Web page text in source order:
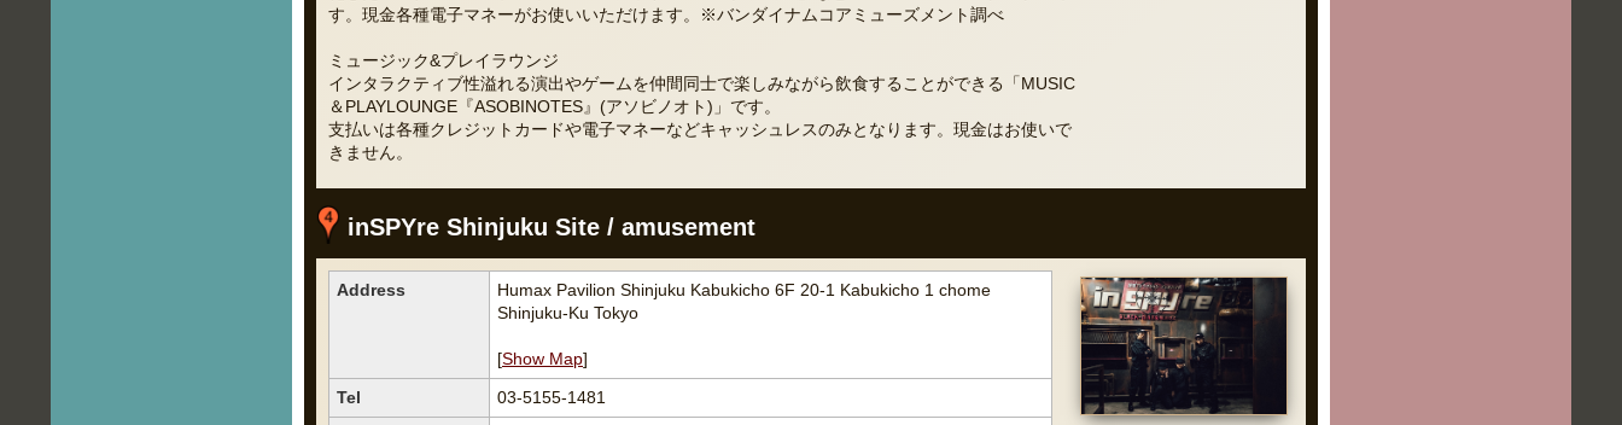
す。現金各種電子マネーがお使いいただけます。※バンダイナムコアミューズメント調べ
ミュージック&プレイラウンジ
インタラクティブ性溢れる演出やゲームを仲間同士で楽しみながら飲食することができる「MUSIC
＆PLAYLOUNGE『ASOBINOTES』(アソビノオト)」です。
支払いは各種クレジットカードや電子マネーなどキャッシュレスのみとなります。現金はお使いで
きません。
inSPYre Shinjuku Site / amusement
Address
Humax Pavilion Shinjuku Kabukicho 6F 20-1 Kabukicho 1 chome
Shinjuku-Ku Tokyo
[Show Map]
Tel
03-5155-1481